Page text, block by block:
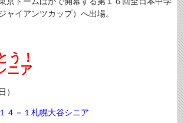
ャイアンツカップ）へ出場。
う！
ニア
）
４－１札幌大谷シニア